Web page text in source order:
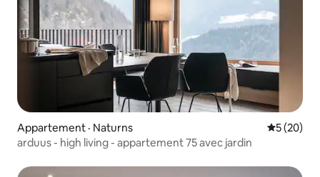
Appartement · Naturns Note
5 (20)
arduus - high living - appartement 75 avec jardin